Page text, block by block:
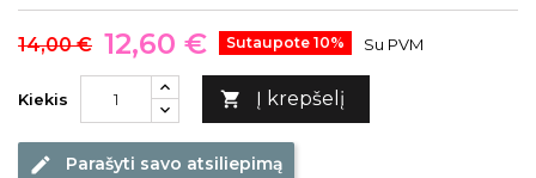
14,00 € 12,60 € Sutaupote 10% Su PVM
Kiekis  Į krepšelį
edit Parašyti savo atsiliepimą